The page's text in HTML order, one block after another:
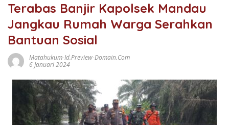
Terabas Banjir Kapolsek Mandau
Jangkau Rumah Warga Serahkan
Bantuan Sosial
Matahukum-Id.preview-Domain.com
6 Januari 2024